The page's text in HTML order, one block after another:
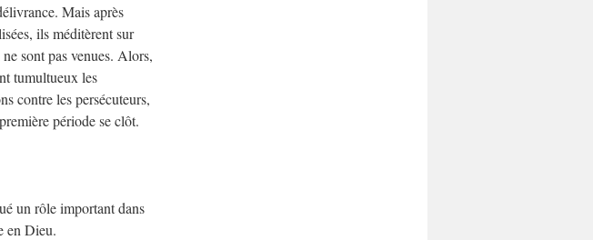
Mais après
ils méditèrent sur
sont pas venues. Alors,
tumultueux les
contre les persécuteurs,
période se clôt.
un rôle important dans
en Dieu.